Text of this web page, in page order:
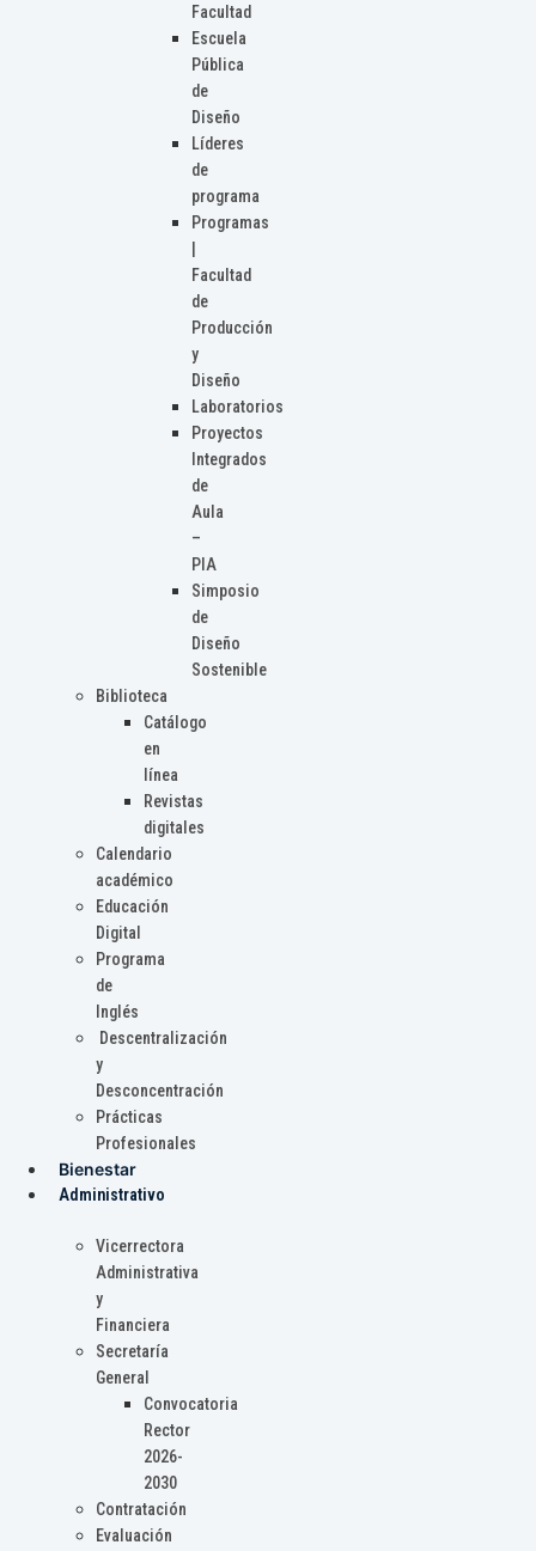
Facultad
Escuela
Pública
de
Diseño
Líderes
de
programa
Programas
Facultad
de
Producción
y
Diseño
Laboratorios
Proyectos
Integrados
de
Aula
–
PIA
Simposio
de
Diseño
Sostenible
Biblioteca
Catálogo
en
línea
Revistas
digitales
Calendario
académico
Educación
Digital
Programa
de
Inglés
Descentralización
y
Desconcentración
Prácticas
Profesionales
Bienestar
Administrativo
Vicerrectora
Administrativa
y
Financiera
Secretaría
General
Convocatoria
Rector
2026-
2030
Contratación
Evaluación